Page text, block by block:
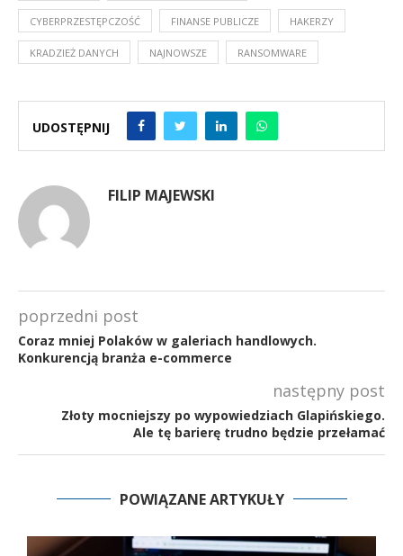
CYBERPRZESTĘPCZOŚĆ FINANSE PUBLICZE HAKERZY
KRADZIEŻ DANYCH NAJNOWSZE RANSOMWARE
UDOSTĘPNIJ
FILIP MAJEWSKI
poprzedni post
Coraz mniej Polaków w galeriach handlowych.
Konkurencją branża e-commerce
następny post
Złoty mocniejszy po wypowiedziach Glapińskiego.
Ale tę barierę trudno będzie przełamać
POWIĄZANE ARTYKUŁY